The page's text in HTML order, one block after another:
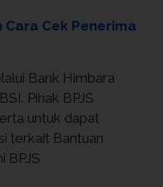
Cara Cek Penerima
Bank Himbara
Pihak BPJS
untuk dapat
terkait Bantuan
BPJS